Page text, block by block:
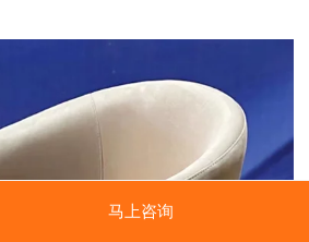
马上咨询